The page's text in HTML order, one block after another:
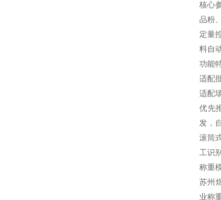
核心
品粉
定量
料自
功能
适配
适配
优先
发，
滚筒
工识
称重
苏州
业称